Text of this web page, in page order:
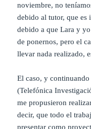
noviembre, no
debido al tutor, que es
debido a que Lara y
de ponernos, pero el
llevar nada realizado,
El caso, y
(Telefónica
me propusieron
decir, que todo el
presentar como